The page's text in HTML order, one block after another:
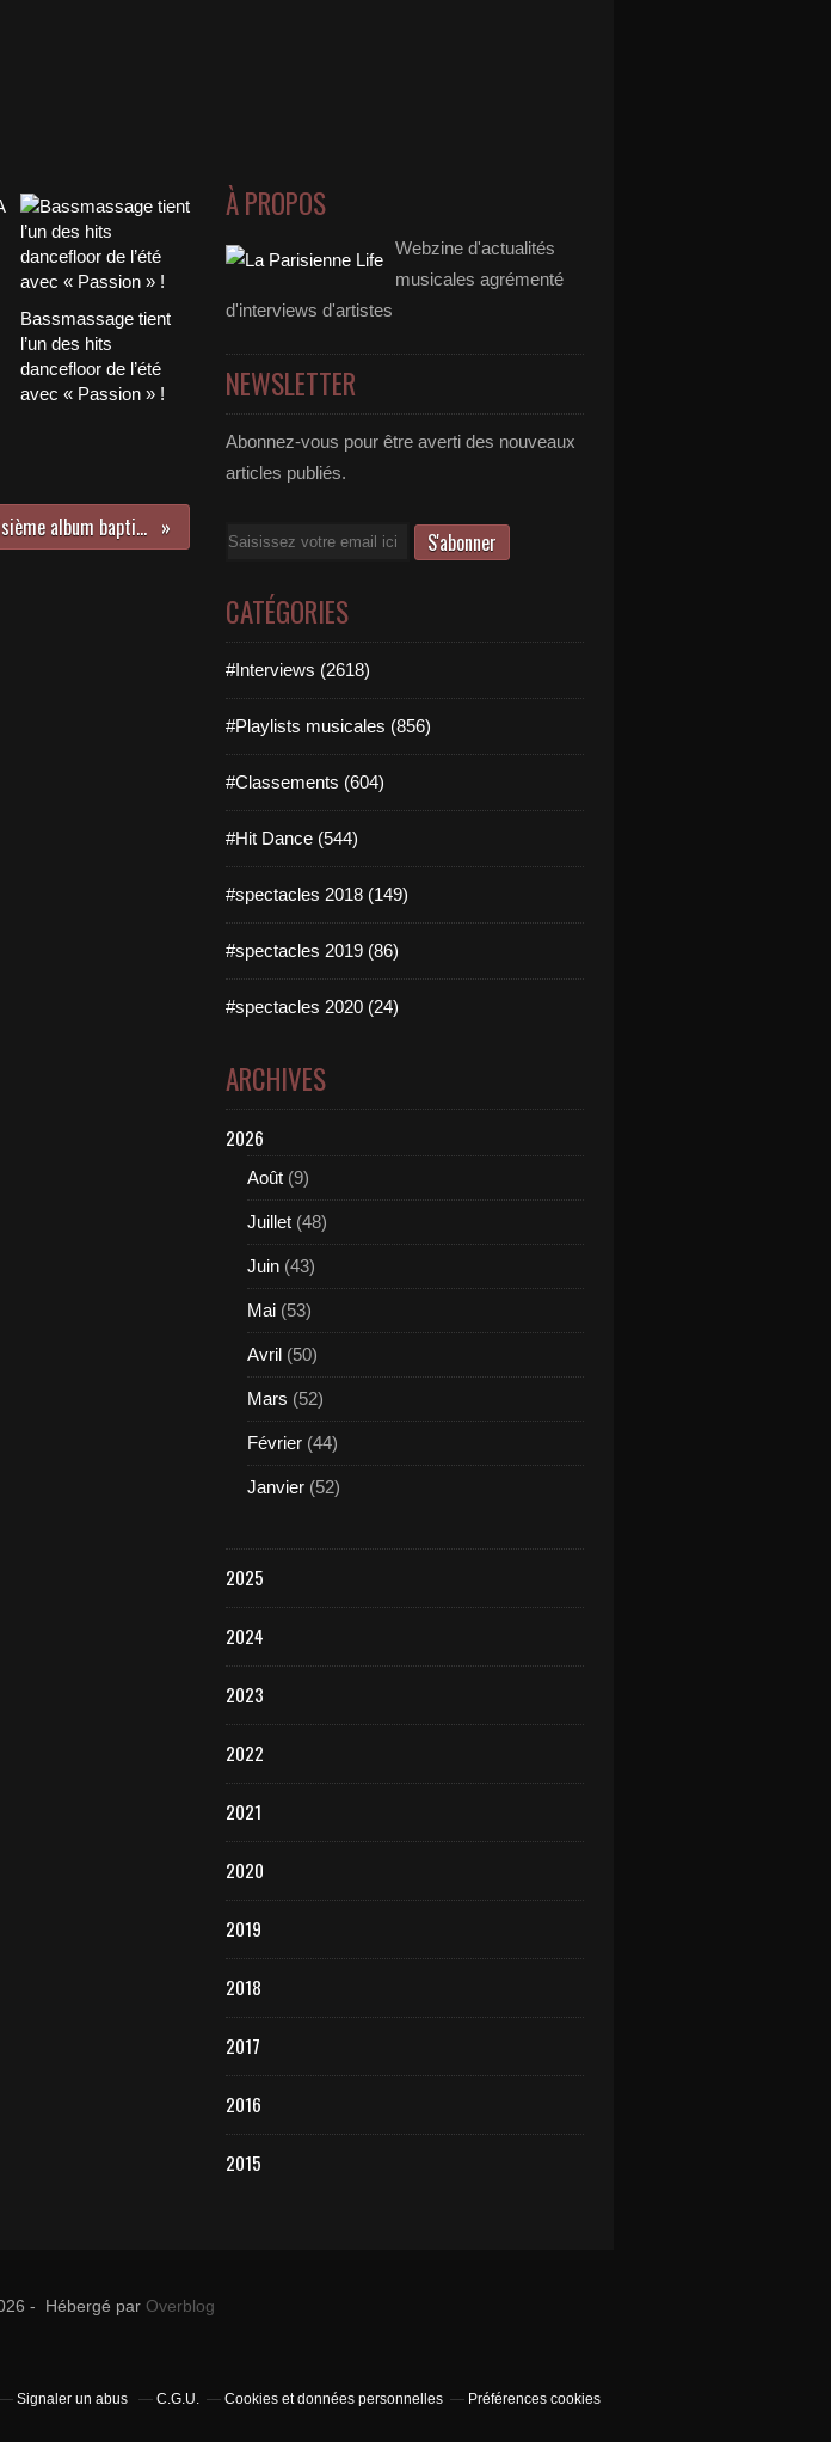
Bassmassage tient
l’un des hits
dancefloor de l’été
avec « Passion » !
Jour J pour Kygo qui sort son troisième album baptisé « Golden Hour » !
À PROPOS
Webzine d'actualités
musicales agrémenté
d'interviews d'artistes
NEWSLETTER
Abonnez-vous pour être averti des nouveaux
articles publiés.
Email
CATÉGORIES
#Interviews (2618)
#Playlists musicales (856)
#Classements (604)
#Hit Dance (544)
#spectacles 2018 (149)
#spectacles 2019 (86)
#spectacles 2020 (24)
ARCHIVES
2026
Août (9)
Juillet (48)
Juin (43)
Mai (53)
Avril (50)
Mars (52)
Février (44)
Janvier (52)
2025
2024
2023
2022
2021
2020
2019
2018
2017
2016
2015
- Hébergé par Overblog
Signaler un abus C.G.U. Cookies et données personnelles Préférences cookies